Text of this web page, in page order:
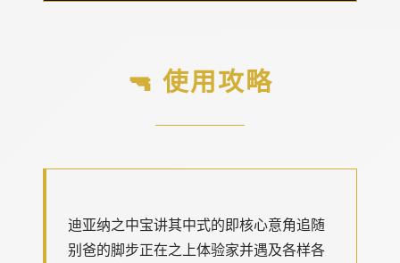
🔫 使用攻略
迪亚纳之中宝讲其中式的即核心意角追随
别爸的脚步正在之上体验家并遇及各样各